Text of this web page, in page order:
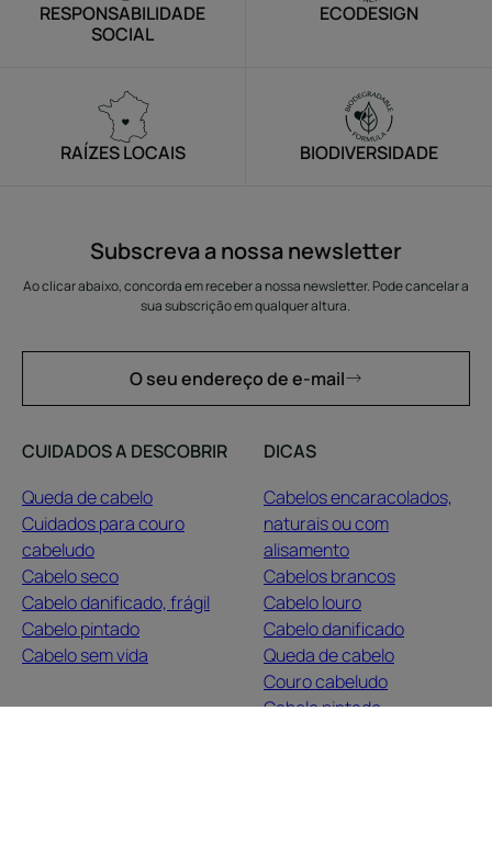
RESPONSABILIDADE
SOCIAL
ECODESIGN
RAÍZES LOCAIS BIODIVERSIDADE
Subscreva a nossa newsletter
Ao clicar abaixo, concorda em receber a nossa newsletter. Pode cancelar a
sua subscrição em qualquer altura.
O seu endereço de e-mail
CUIDADOS A DESCOBRIR
Queda de cabelo
Cuidados para couro
cabeludo
Cabelo seco
Cabelo danificado, frágil
Cabelo pintado
Cabelo sem vida
DICAS
Cabelos encaracolados,
naturais ou com
alisamento
Cabelos brancos
Cabelo louro
Cabelo danificado
Queda de cabelo
Couro cabeludo
Cabelo pintado